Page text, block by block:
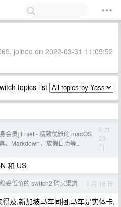
joined on 2022-03-31 11:09:52
topics list
会员] Frset - 精致优雅的 macOS
、Markdown、放假日历等...
6 月
23
日
和 US
妥低价的 switch2 购买渠道 1 月 16 日
及,新加坡马车同捆,马车是实体卡,